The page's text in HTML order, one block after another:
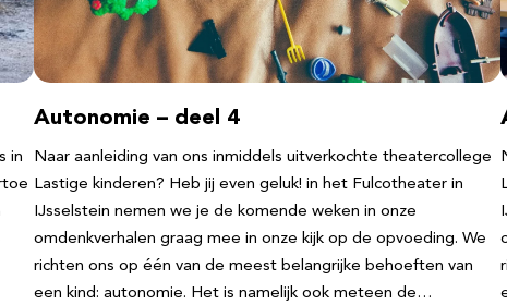
in
Autonomie – deel 4
Naar aanleiding van ons inmiddels uitverkochte theatercollege
Lastige kinderen? Heb jij even geluk! in het Fulcotheater in
IJsselstein nemen we je de komende weken in onze
omdenkverhalen graag mee in onze kijk op de opvoeding. We
richten ons op één van de meest belangrijke behoeften van
een kind: autonomie. Het is namelijk ook meteen de…